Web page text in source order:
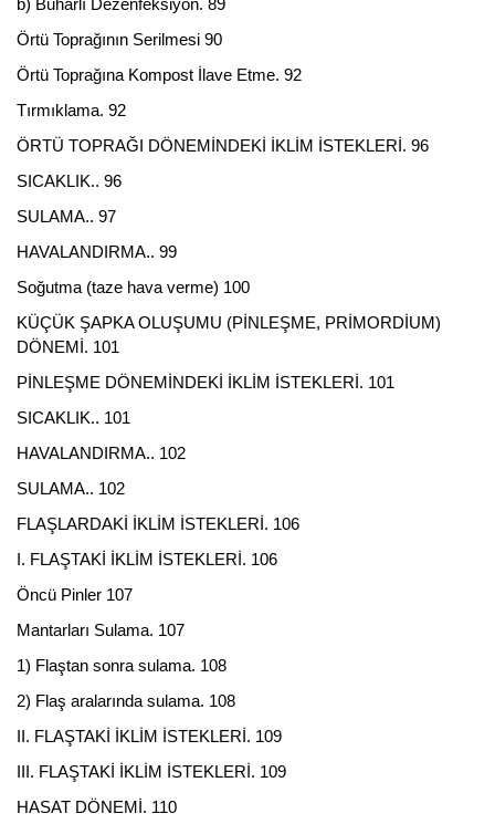
b) Buharlı Dezenfeksiyon. 89
Örtü Toprağının Serilmesi 90
Örtü Toprağına Kompost İlave Etme. 92
Tırmıklama. 92
ÖRTÜ TOPRAĞI DÖNEMİNDEKİ İKLİM İSTEKLERİ. 96
SICAKLIK.. 96
SULAMA.. 97
HAVALANDIRMA.. 99
Soğutma (taze hava verme) 100
KÜÇÜK ŞAPKA OLUŞUMU (PİNLEŞME, PRİMORDİUM)
DÖNEMİ. 101
PİNLEŞME DÖNEMİNDEKİ İKLİM İSTEKLERİ. 101
SICAKLIK.. 101
HAVALANDIRMA.. 102
SULAMA.. 102
FLAŞLARDAKİ İKLİM İSTEKLERİ. 106
I. FLAŞTAKİ İKLİM İSTEKLERİ. 106
Öncü Pinler 107
Mantarları Sulama. 107
1) Flaştan sonra sulama. 108
2) Flaş aralarında sulama. 108
II. FLAŞTAKİ İKLİM İSTEKLERİ. 109
III. FLAŞTAKİ İKLİM İSTEKLERİ. 109
HASAT DÖNEMİ. 110